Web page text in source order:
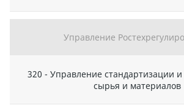
Управление
320 - Управление стандартизации
сырья и материалов